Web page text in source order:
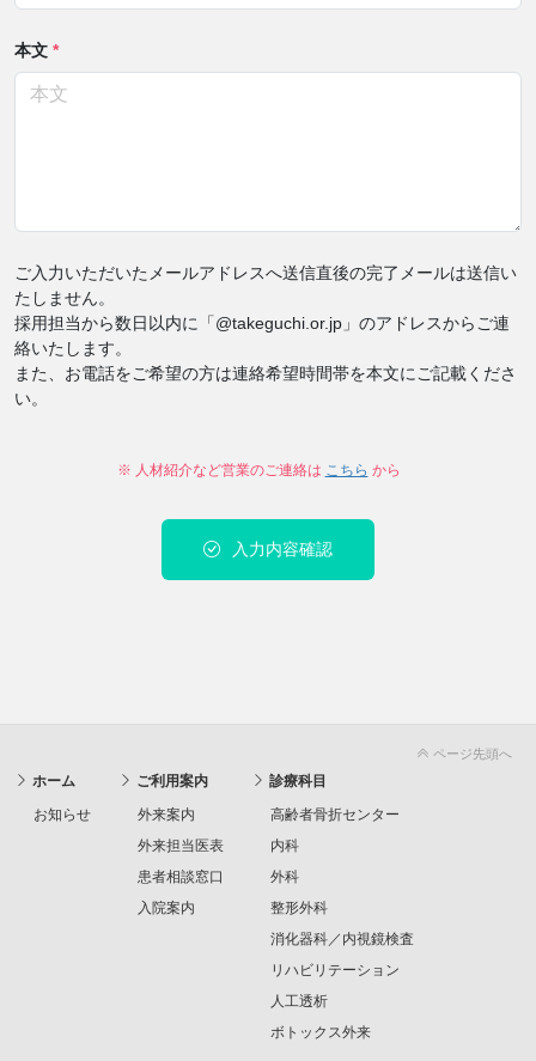
本文 *
ご入力いただいたメールアドレスへ送信直後の完了メールは送信い
たしません。
採用担当から数日以内に「@takeguchi.or.jp」のアドレスからご連
絡いたします。
また、お電話をご希望の方は連絡希望時間帯を本文にご記載くださ
い。
※ 人材紹介など営業のご連絡は こちら から
入力内容確認
ページ先頭へ
ホーム
お知らせ
ご利用案内
外来案内
外来担当医表
患者相談窓口
入院案内
診療科目
高齢者骨折センター
内科
外科
整形外科
消化器科／内視鏡検査
リハビリテーション
人工透析
ボトックス外来